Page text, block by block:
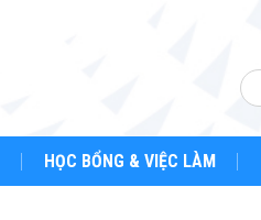
HỌC BỔNG & VIỆC LÀM